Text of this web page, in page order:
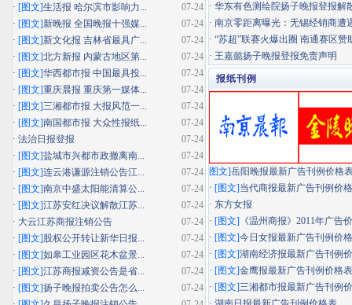
· 华东有色测绘院扬子晚报登报解
· 南京零距离曝光：无锡经销商遭
· “苏超”联赛火爆出圈 南通赛区赞
· 王嘉懿扬子晚报登报免责声明
报纸刊例
图文]岳阳晚报最新广告刊例价格
· [图文]当代商报最新广告刊例价
· 东方女报
· [图文] 《温州商报》2011年广告
· [图文]今日女报最新广告刊例价
· [图文]湖南经济报最新广告刊例
· [图文]金鹰报最新广告刊例价格表
· [图文]三湘都市报最新广告刊例
07-24
· [图文]生活报 哈尔滨市影响力...
07-24
· [图文]新晚报 全国晚报十强媒...
07-24
· [图文]新文化报 吉林省最具广...
07-24
· [图文]北方新报 内蒙古地区第...
07-24
· [图文]华西都市报 中国最具投...
07-24
· [图文]重庆晨报 重庆第一媒体...
07-24
· [图文]三湘都市报 大报风范一...
07-24
· [图文]南国都市报 大众性报纸...
07-24
· 法治日报登报
07-24
· [图文]盐城市兴都市政撤离南...
07-24
· [图文]连云港谦源注销公告江...
07-24
· [图文]南京中盛太阳能清算公...
07-24
· [图文]江苏安红决议解散江苏...
07-24
· 大云江苏商报注销公告
07-24
· [图文]股权公开转让新华日报...
07-24
· [图文]如皋工业园区花木盆景...
07-24
· [图文]江苏商报减资公告是省...
07-24
· [图文]扬子晚报拍卖公告怎么...